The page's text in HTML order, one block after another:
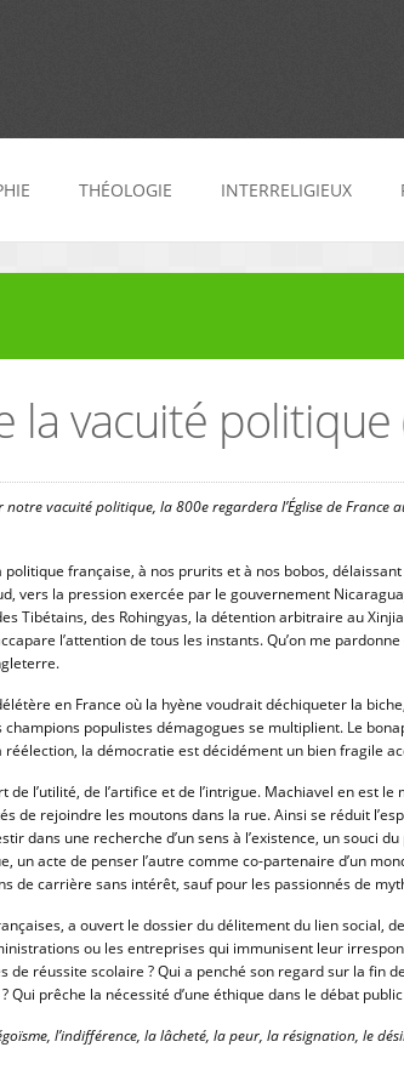
THÉOLOGIE INTERRELIGIEUX
la vacuité politique
vacuité politique, la 800e regardera l’Église de France
française, à nos prurits et à nos bobos,
vers la pression exercée par le gouvernement
Tibétains, des Rohingyas, la détention arbitraire au
l’attention de tous les instants. Qu’on me
en France où la hyène voudrait déchiqueter la
champions populistes démagogues se multiplient. Le
la démocratie est décidément un bien fragile
l’utilité, de l’artifice et de l’intrigue. Machiavel en est
de rejoindre les moutons dans la rue. Ainsi se réduit
dans une recherche d’un sens à l’existence, un souci
acte de penser l’autre comme co-partenaire d’un
de carrière sans intérêt, sauf pour les passionnés de
a ouvert le dossier du délitement du lien social,
ou les entreprises qui immunisent leur
de réussite scolaire ? Qui a penché son regard sur la fin
prêche la nécessité d’une éthique dans le débat public
l’indifférence, la lâcheté, la peur, la résignation, le